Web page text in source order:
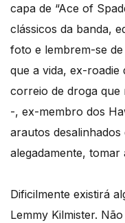
capa de “Ace of
clássicos da banda,
foto e lembrem-se
que a vida, ex-roadie
correio de droga que
-, ex-membro dos
arautos
alegadamente, tomar
Dificilmente existirá
Lemmy Kilmister.